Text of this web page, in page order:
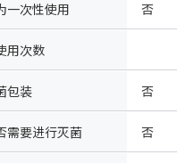
一次性使用 否
用次数
包装 否
需要进行灭菌 否